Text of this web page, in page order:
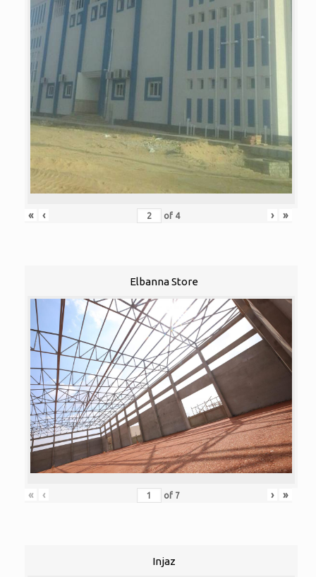
« ‹ of 4 › »
Elbanna Store
« ‹ of 7 › »
Injaz